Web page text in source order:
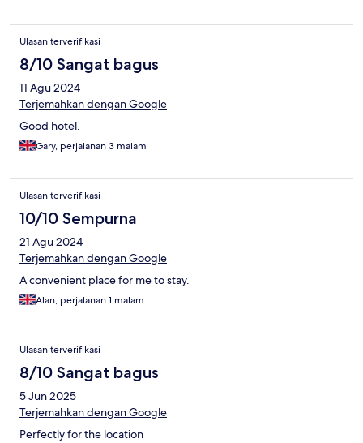
Ulasan terverifikasi
8/10 Sangat bagus
11 Agu 2024
Terjemahkan dengan Google
Good hotel.
Gary, perjalanan 3 malam
Ulasan terverifikasi
10/10 Sempurna
21 Agu 2024
Terjemahkan dengan Google
A convenient place for me to stay.
Alan, perjalanan 1 malam
Ulasan terverifikasi
8/10 Sangat bagus
5 Jun 2025
Terjemahkan dengan Google
Perfectly for the location